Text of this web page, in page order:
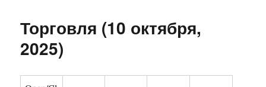
Торговля (10 октября,
2025)